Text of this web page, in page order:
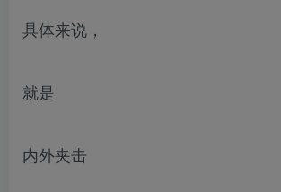
具体来说，
就是
内外夹击